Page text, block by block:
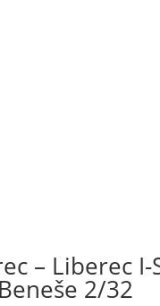
– Liberec I-
2/32